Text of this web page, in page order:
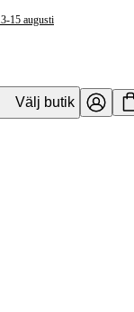
15 augusti
Välj butik